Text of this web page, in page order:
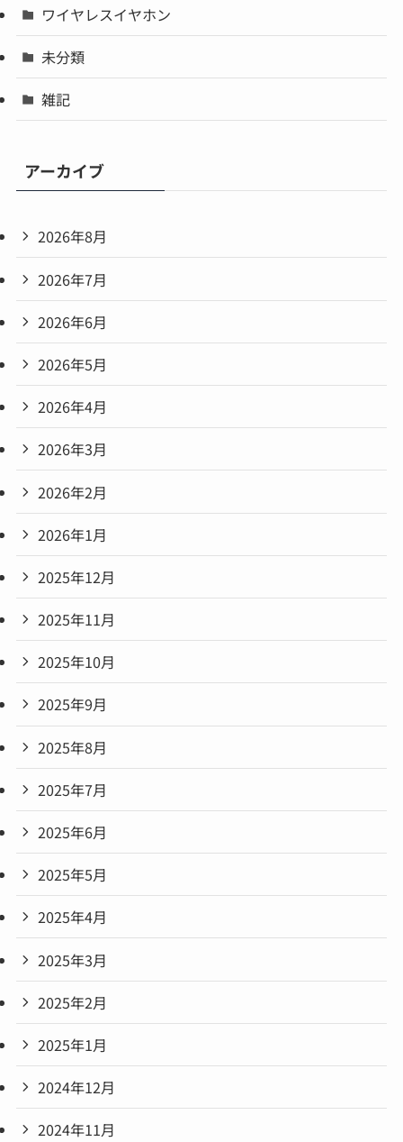
ワイヤレスイヤホン
未分類
雑記
アーカイブ
2026年8月
2026年7月
2026年6月
2026年5月
2026年4月
2026年3月
2026年2月
2026年1月
2025年12月
2025年11月
2025年10月
2025年9月
2025年8月
2025年7月
2025年6月
2025年5月
2025年4月
2025年3月
2025年2月
2025年1月
2024年12月
2024年11月